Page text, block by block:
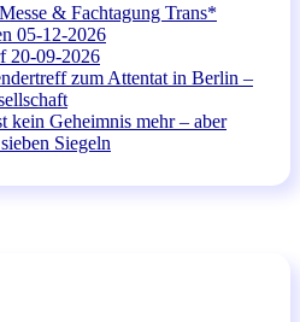
& Fachtagung Trans*
05-12-2026
20-09-2026
zum Attentat in Berlin –
kein Geheimnis mehr – aber
Siegeln